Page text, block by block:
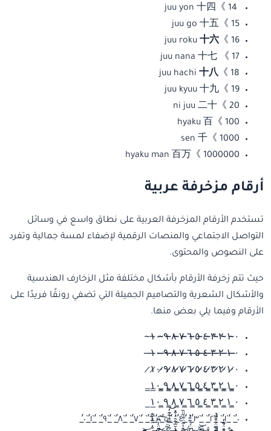
15 》juu go 十五
16 》juu roku
十六
17 》 juu nana 十七
18 》juu hachi
十八
19 》juu kyuu 十九
20 》ni juu 二十
100 》hyaku 百
1000 》sen 千
1000000 》hyaku man 百万
أرقام مزخرفة عربية
تستخدم الأرقام المزخرفة العربية على نطاق واسع في وسائل
التواصل الاجتماعي والمنصات الرقمية لإضفاء لمسة جمالية وتفرد
على النصوص والمحتوى.
حيث تتم زخرفة الأرقام بأشكال مختلفة مثل الزخارف الهندسية
والأشكال الشعرية والتصاميم الجميلة التي تضفي رونقًا فريدًا على
الأرقام وفيما يلي بعض منها.
٠̴ ̴١̴ ̴٢̴ ̴٣̴ ̴٤̴ ̴٥̴ ̴٦̴ ̴٧̴ ̴٨̴ ̴٩̴ ̴١̴٠̴
٠̶ ̶١̶ ̶٢̶ ̶٣̶ ̶٤̶ ̶٥̶ ̶٦̶ ̶٧̶ ̶٨̶ ̶٩̶ ̶١̶٠̶
٠̷ ̷١̷ ̷٢̷ ̷٣̷ ̷٤̷ ̷٥̷ ̷٦̷ ̷٧̷ ̷٨̷ ̷٩̷ ̷١̷٠̷
٠̳ ̳١̳ ̳٢̳ ̳٣̳ ̳٤̳ ̳٥̳ ̳٦̳ ̳٧̳ ̳٨̳ ̳٩̳ ̳١̳٠̳
٠̲ ̲١̲ ̲٢̲ ̲٣̲ ̲٤̲ ̲٥̲ ̲٦̲ ̲٧̲ ̲٨̲ ̲٩̲ ̲١̲٠̲
٠’̲’ ‘̲’١’̲’ ‘̲’٢’̲’ ‘̲’٣’̲’ ‘̲’٤’̲’ ‘̲’٥’̲’ ‘̲’٦’̲’ ‘̲’٧’̲’ ‘̲’٨’̲’ ‘̲’٩’̲’ ‘̲’١’̲’٠’̲